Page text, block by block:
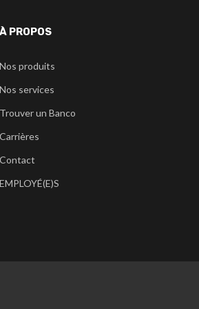
À PROPOS
Nos produits
Nos services
Trouver un Banco
Carrières
Contact
EMPLOYÉ(E)S